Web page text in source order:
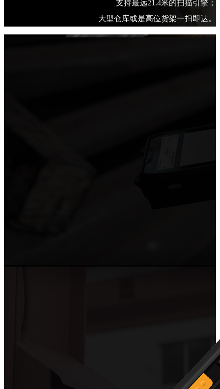
支持最远21.4米的扫描引擎；
大型仓库或是高位货架一扫即达。